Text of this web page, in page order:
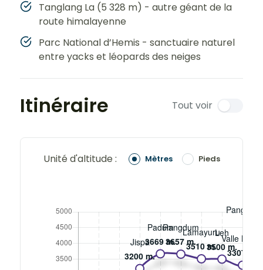
Tanglang La (5 328 m) - autre géant de la
route himalayenne
Parc National d’Hemis - sanctuaire naturel
entre yacks et léopards des neiges
Itinéraire Tout voir
Unité d'altitude : Mètres Pieds